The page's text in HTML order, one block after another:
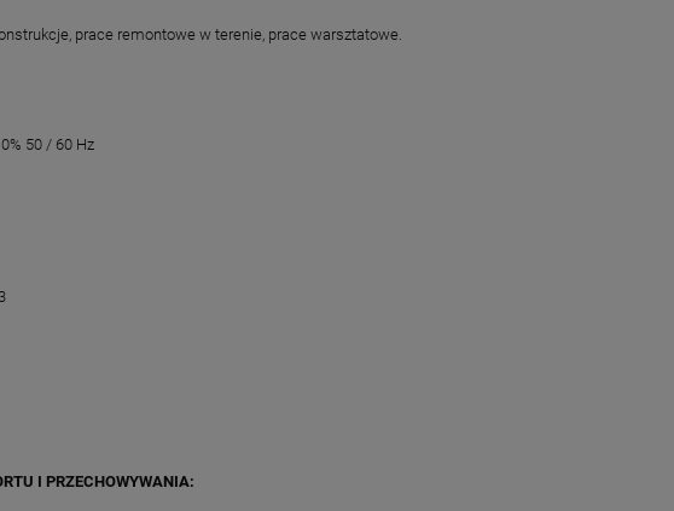
prace remontowe w terenie, prace warsztatowe.
50 / 60 Hz
I PRZECHOWYWANIA: